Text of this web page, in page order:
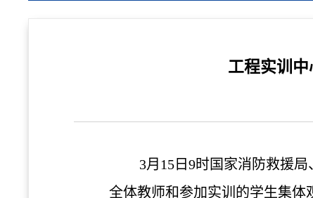
工程实训
3月 15 日9时国家消防救援
全体教师和参加实训的学生集体